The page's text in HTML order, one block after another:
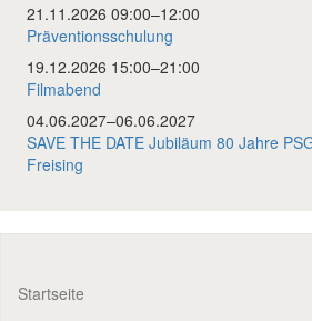
21.11.2026 09:00–12:00
Präventionsschulung
19.12.2026 15:00–21:00
Filmabend
04.06.2027–06.06.2027
SAVE THE DATE Jubiläum 80 Jahre
Freising
Startseite